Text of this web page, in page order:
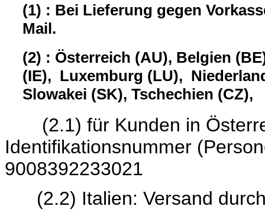
(1) : Bei Lieferung gegen
Mail.
(2) : Österreich (AU), Belgien
(IE), Luxemburg (LU),
Slowakei (SK), Tschechien (CZ),
(2.1) für Kunden in
9008392233021
(2.2) Italien: Versand durch